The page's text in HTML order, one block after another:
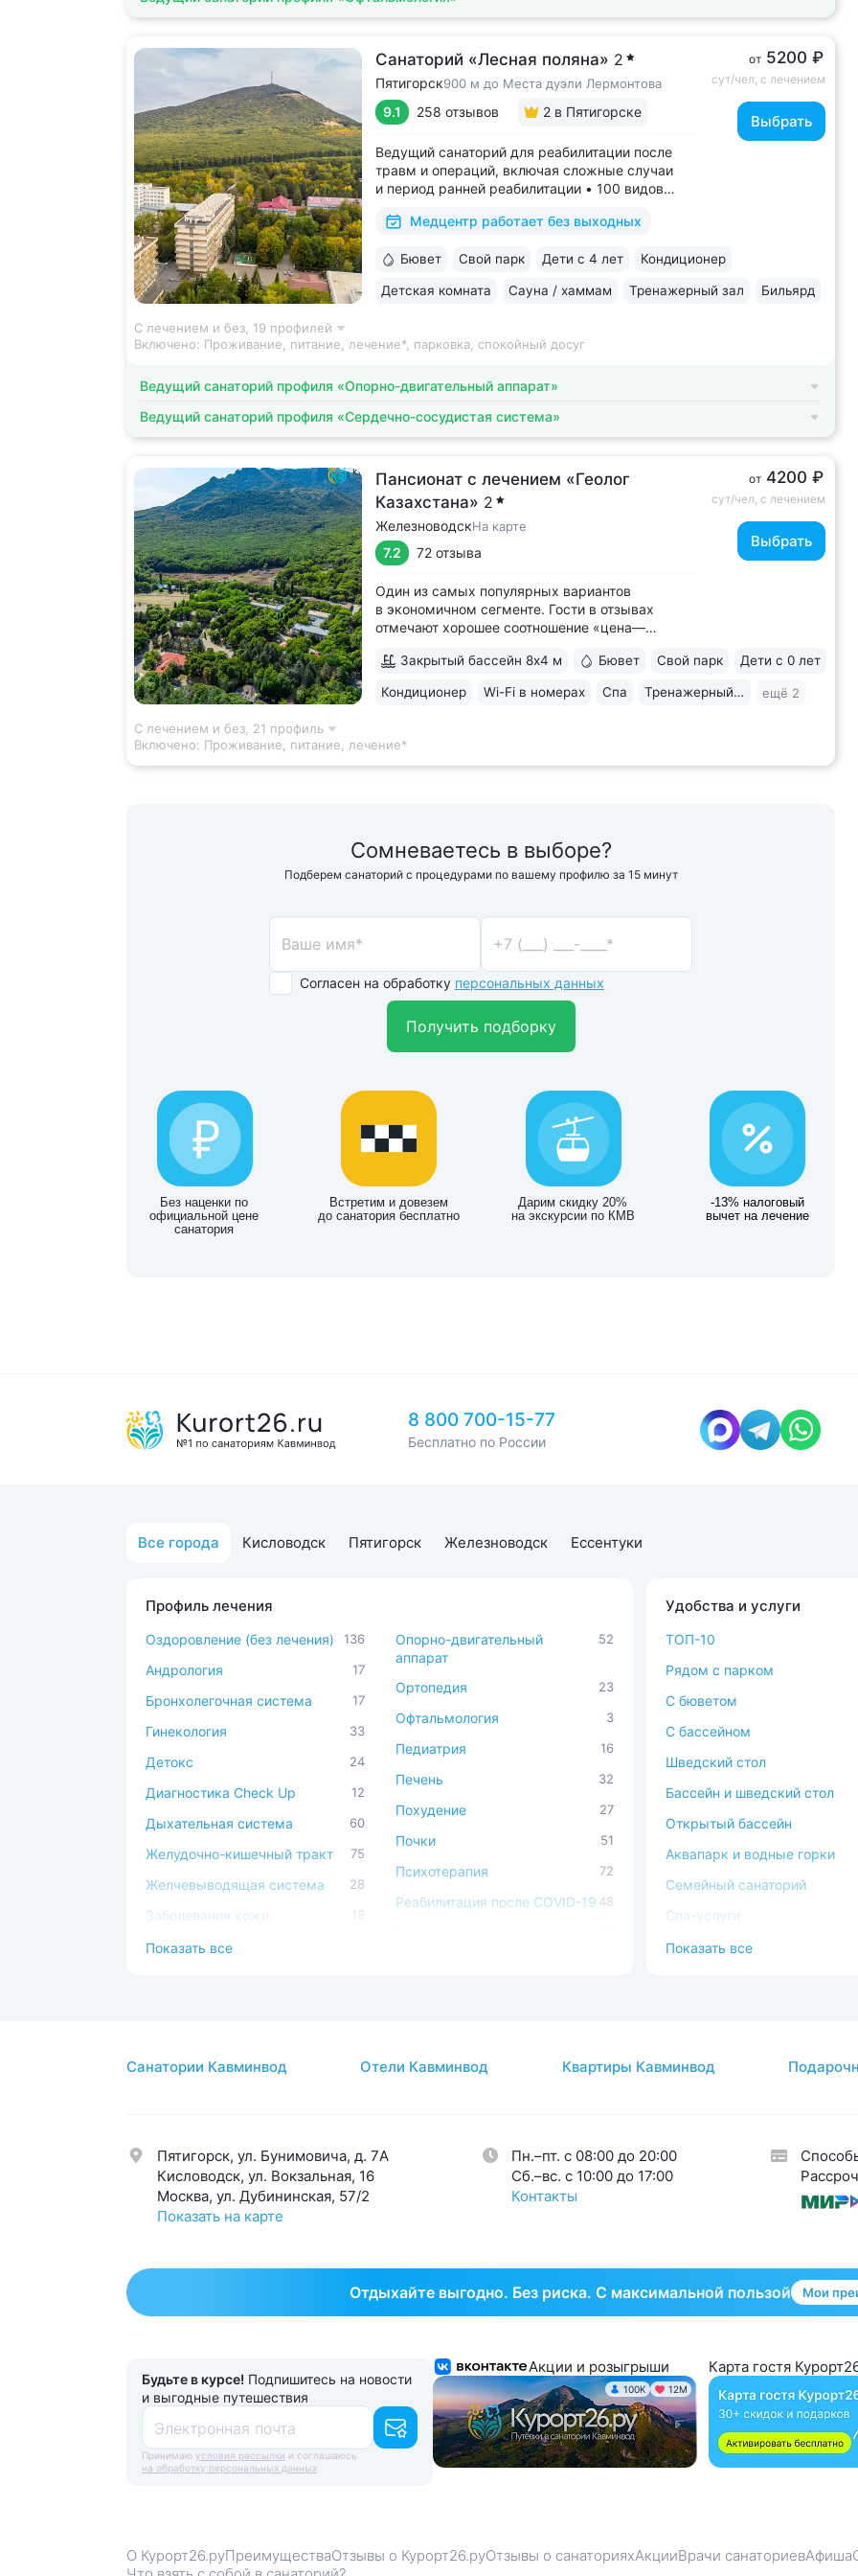
Санаторий «Лесная поляна» 2
Пятигорск900 м до Места дуэли Лермонтова
9.1 258 отзывов 2 в Пятигорске
Ведущий санаторий для реабилитации после
травм и операций, включая сложные случаи
и период ранней реабилитации • 100 видов
2500 видов медуслуг и процедур • Доступная
на территории, в столовой • Расположен...
Медцентр работает без выходных
от 5200 ₽
сут/чел, с лечением
Выбрать
Бювет Свой парк Дети с 4 лет Кондиционер
Детская комната Сауна / хаммам Тренажерный зал Бильярд
С лечением и без, 19 профилей
Включено: Проживание, питание, лечение*, парковка, спокойный досуг
Ведущий санаторий профиля «Опорно-двигательный аппарат»
Ведущий санаторий профиля «Сердечно-сосудистая система»
Пансионат с лечением «Геолог
Казахстана» 2
ЖелезноводскНа карте
7.2 72 отзыва
Один из самых популярных вариантов
в экономичном сегменте. Гости в отзывах
отмечают хорошее соотношение «цена—
леса, у подножия горы Бештау. Тишина и покой.
деревьями, беседками, чистым воздухом,
от 4200 ₽
сут/чел, с лечением
Выбрать
Закрытый бассейн 8х4 м Бювет Свой парк Дети с 0 лет
Кондиционер Wi-Fi в номерах Спа Тренажерный зал ещё 2
С лечением и без, 21 профиль
Включено: Проживание, питание, лечение*
Сомневаетесь в выборе?
Подберем санаторий с процедурами по вашему профилю за 15 минут
Согласен на обработку персональных данных
Получить подборку
Без наценки по
официальной цене
санатория
Встретим и довезем
до санатория бесплатно
Дарим скидку 20%
на экскурсии по КМВ
-13% налоговый
вычет на лечение
8 800 700-15-77
Бесплатно по России
Все города Кисловодск Пятигорск Железноводск Ессентуки
Профиль лечения
Оздоровление (без лечения) 136
Андрология 17
Бронхолегочная система 17
Гинекология 33
Детокс 24
Диагностика Check Up 12
Дыхательная система 60
Желудочно-кишечный тракт 75
Желчевыводящая система 28
Заболевания кожи 18
Иммунная система
Мочеполовая система 39
Общетерапевтический 125
Опорно-двигательный
аппарат
52
Ортопедия 23
Офтальмология 3
Педиатрия 16
Печень 32
Похудение 27
Почки 51
Психотерапия 72
Реабилитация после COVID-19 48
Суставы 26
Эстетическая гинекология 1
Показать все
Удобства и услуги
ТОП-10
Рядом с парком
C бюветом
С бассейном
Шведский стол
Бассейн и шведский стол
Открытый бассейн
Аквапарк и водные горки
Семейный санаторий
Спа-услуги
В окружении леса
Показать все
Санатории Кавминвод Отели Кавминвод Квартиры Кавминвод
Пятигорск, ул. Бунимовича, д. 7A
Кисловодск, ул. Вокзальная, 16
Москва, ул. Дубининская, 57/2
Показать на карте
Пн.–пт. с 08:00 до 20:00
Cб.–вс. с 10:00 до 17:00
Контакты
Отдыхайте выгодно. Без риска. С максимальной пользой Мои
Будьте в курсе! Подпишитесь на новости
и выгодные путешествия
Электронная почта
Принимаю условия рассылки и соглашаюсь
на обработку персональных данных
Акции и розыгрыши
100K 12М
Карта гостя
О Курорт26.руПреимуществаОтзывы о Курорт26.руОтзывы о санаторияхАкцииВрачи санаториевАфиша